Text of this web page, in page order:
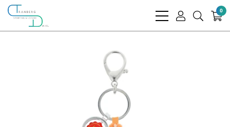
bars
user
search
0